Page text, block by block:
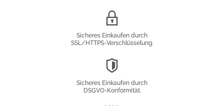
Sicheres Einkaufen durch
SSL/HTTPS-Verschlüsselung.
Sicheres Einkaufen durch
DSGVO-Konformität.